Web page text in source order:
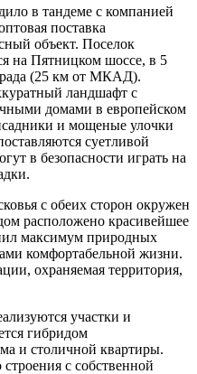
алюминиевый
Труба
алюминиевая
Уголок
алюминиевый
Фольга
алюминиевая
Чушка
алюминиевая
Швеллер
алюминиевый
алюминиевая
Шестигранник
латунный
Квадрат
латунный
(пруток)
Лента
латунная
Лист
PP-R
стальные
Заглушки
стальные
Тройники
стальные
Хомуты
стальные
Крепеж
Опоры
стальные
и
Группы
Ванны и
в тандеме с компанией
поставка
объект. Поселок
на Пятницком шоссе, в 5
(25 км от МКАД).
ландшафт с
домами в европейском
и мощеные улочки
суетливой
в безопасности играть на
с обеих сторон окружен
расположено красивейшее
максимум природных
комфортабельной жизни.
охраняемая территория,
участки и
гибридом
и столичной квартиры.
с собственной